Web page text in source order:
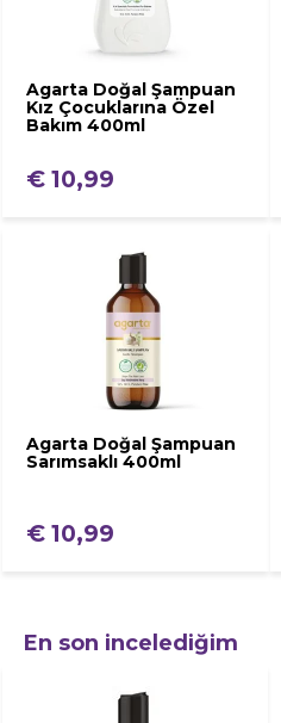
Agarta Doğal Şampuan
Kız Çocuklarına Özel
Bakım 400ml
€ 10,99
Agarta Doğal Şampuan
Sarımsaklı 400ml
€ 10,99
En son incelediğim